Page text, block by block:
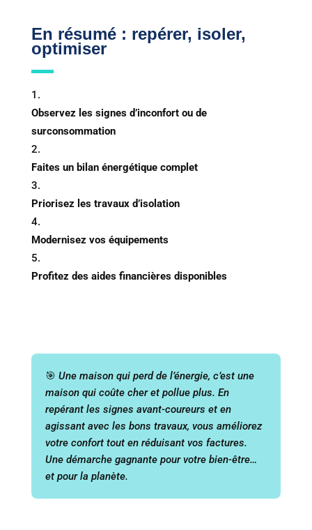
En résumé : repérer, isoler,
optimiser
Observez les signes d’inconfort ou de
surconsommation
Faites un bilan énergétique complet
Priorisez les travaux d’isolation
Modernisez vos équipements
Profitez des aides financières disponibles
🎯 Une maison qui perd de l’énergie, c’est une
maison qui coûte cher et pollue plus. En
repérant les signes avant-coureurs et en
agissant avec les bons travaux, vous améliorez
votre confort tout en réduisant vos factures.
Une démarche gagnante pour votre bien-être…
et pour la planète.